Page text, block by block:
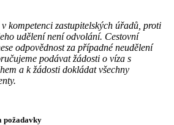
kompetenci zastupitelských úřadů, proti
udělení není odvolání. Cestovní
odpovědnost za případné neudělení
podávat žádosti o víza s
a k žádosti dokládat všechny
požadavky